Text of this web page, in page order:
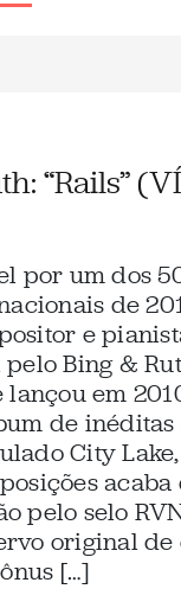
“Rails”
por um dos
de
e
Bing &
em
de inéditas
City
pelo selo
original de
[…]